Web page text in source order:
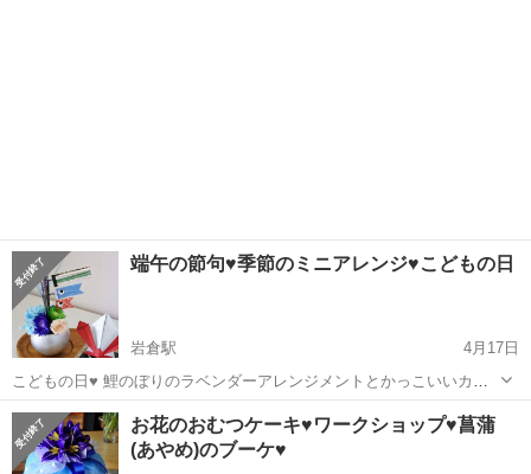
端午の節句♥季節のミニアレンジ♥こどもの日
岩倉駅
4月17日
こどもの日♥ 鯉のぼりのラベンダーアレンジメントとかっこいいカブ
トの立体折り紙をつくりませんか？ どこにでも飾れる小さなプレート
の上の世界♡ 季節感をお部屋に気軽に取り入れてお楽しみください♥
一年を通じて飾...
愛知 岩倉市 岩倉駅 ワークショップ
お花のおむつケーキ♥ワークショップ♥菖蒲
(あやめ)のブーケ♥